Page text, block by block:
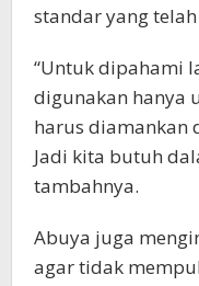
standar yang
“Untuk dipahami
digunakan hanya
harus diamankan
Jadi kita butuh
tambahnya.
Abuya juga
agar tidak